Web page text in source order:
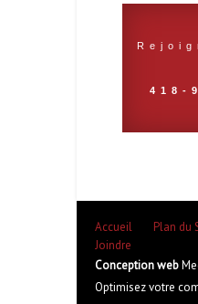
418-
Accueil Plan du
Joindre
Conception web
Optimisez votre